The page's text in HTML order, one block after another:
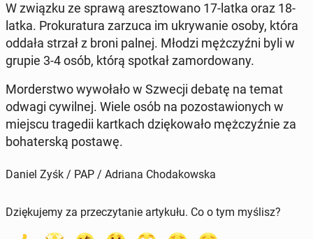
W związku ze sprawą aresz­to­wa­no 17-latka oraz 18-
latka. Pro­ku­ra­tu­ra zarzuca im ukry­wa­nie osoby, która
oddała strzał z broni palnej. Młodzi męż­czyź­ni byli w
grupie 3-4 osób, którą spotkał za­mor­do­wa­ny.
Mor­der­stwo wy­wo­ła­ło w Szwecji debatę na temat
odwagi cy­wil­nej. Wiele osób na po­zo­sta­wio­nych w
miejscu tra­ge­dii kart­kach dzię­ko­wa­ło męż­czyź­nie za
bo­ha­ter­ską postawę.
Daniel Zyśk / PAP / Adriana Chodakowska
Dziękujemy za przeczytanie artykułu. Co o tym myślisz?